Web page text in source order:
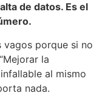
de datos. Es el
porque si no
la
al mismo
nada.